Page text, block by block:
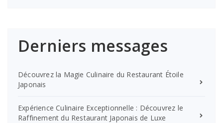
Derniers messages
Découvrez la Magie Culinaire du Restaurant Étoile
Japonais
Expérience Culinaire Exceptionnelle : Découvrez le
Raffinement du Restaurant Japonais de Luxe